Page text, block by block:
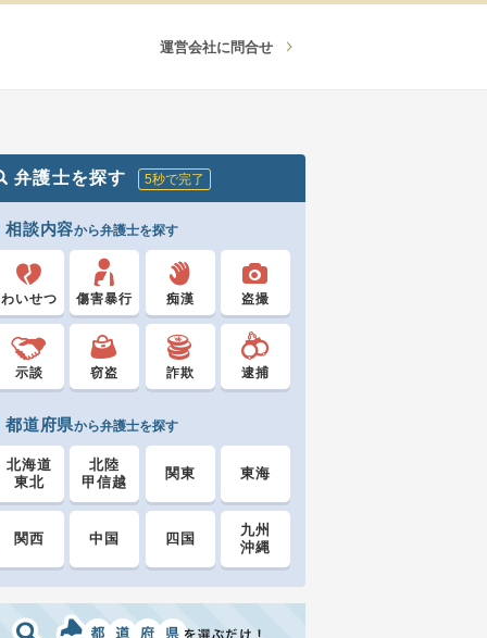
運営会社に問合せ
弁護士を探す 5秒で完了
相談内容から弁護士を探す
わいせつ 傷害暴行 痴漢 盗撮
示談 窃盗 詐欺 逮捕
都道府県から弁護士を探す
北海道
東北
北陸
甲信越
関東 東海
関西 中国 四国
九州
沖縄